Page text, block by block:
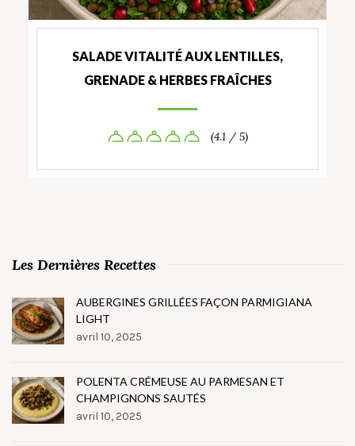
SALADE VITALITÉ AUX LENTILLES,
GRENADE & HERBES FRAÎCHES
(4.1 / 5)
Les Dernières Recettes
AUBERGINES GRILLÉES FAÇON PARMIGIANA
LIGHT
avril 10, 2025
POLENTA CRÉMEUSE AU PARMESAN ET
CHAMPIGNONS SAUTÉS
avril 10, 2025